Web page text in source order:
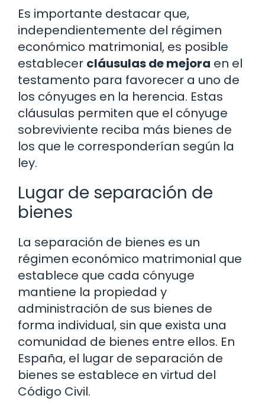
Es importante destacar que,
independientemente del régimen
económico matrimonial, es posible
establecer cláusulas de mejora en el
testamento para favorecer a uno de
los cónyuges en la herencia. Estas
cláusulas permiten que el cónyuge
sobreviviente reciba más bienes de
los que le corresponderían según la
ley.
Lugar de separación de
bienes
La separación de bienes es un
régimen económico matrimonial que
establece que cada cónyuge
mantiene la propiedad y
administración de sus bienes de
forma individual, sin que exista una
comunidad de bienes entre ellos. En
España, el lugar de separación de
bienes se establece en virtud del
Código Civil.